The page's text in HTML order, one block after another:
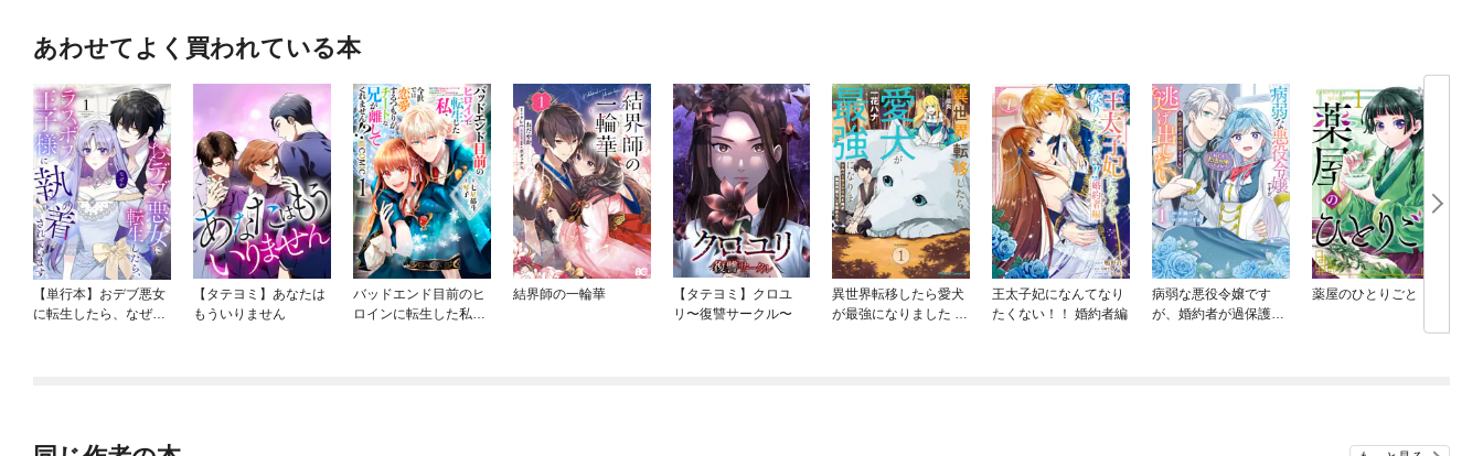
あわせてよく買われている本
【単行本】おデブ悪女
に転生したら、なぜか
【タテヨミ】あなたは
もういりません
バッドエンド目前のヒ
ロインに転生した私、
結界師の一輪華
【タテヨミ】クロユ
リ〜復讐サークル〜
異世界転移したら愛犬
が最強になりました ～
王太子妃になんてなり
たくない！！ 婚約者編
病弱な悪役令嬢です
が、婚約者が過保護す
薬屋のひとりごと